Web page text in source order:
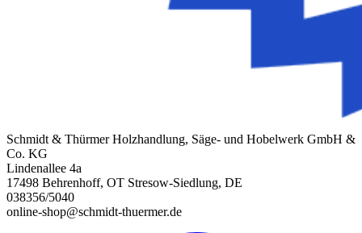
Schmidt & Thürmer Holzhandlung, Säge- und Hobelwerk GmbH &
Co. KG
Lindenallee 4a
17498 Behrenhoff, OT Stresow-Siedlung, DE
038356/5040
online-shop@schmidt-thuermer.de